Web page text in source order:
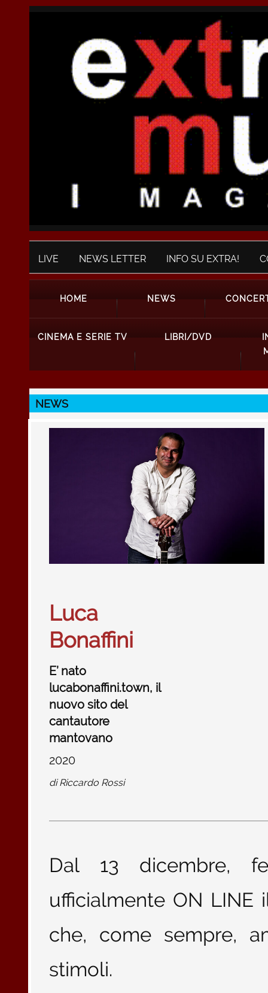
LIVE NEWS LETTER INFO SU EXTRA!
HOME NEWS
CINEMA E SERIE TV LIBRI/DVD
NEWS
Luca
Bonaffini
E’ nato
lucabonaffini.town, il
nuovo sito del
cantautore
mantovano
2020
diRiccardo Rossi
Dal 13 dicembre,
ufficialmente ON
che, come sempre,
stimoli.